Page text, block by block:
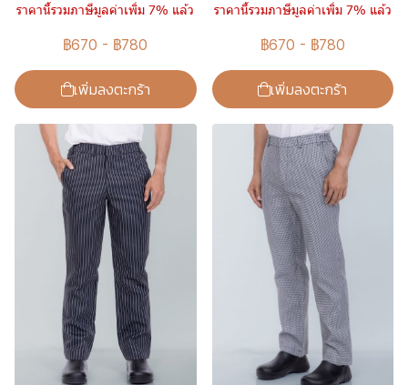
ราคานี้รวมภาษีมูลค่าเพิ่ม 7% แล้ว
฿670 - ฿780
เพิ่มลงตะกร้า
ราคานี้รวมภาษีมูลค่าเพิ่ม 7% แล้ว
฿670 - ฿780
เพิ่มลงตะกร้า